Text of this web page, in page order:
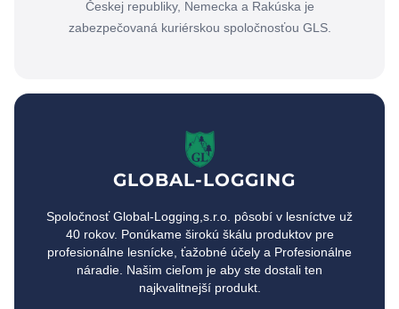
Českej republiky, Nemecka a Rakúska je
zabezpečovaná kuriérskou spoločnosťou GLS.
GLOBAL-LOGGING
Spoločnosť Global-Logging,s.r.o. pôsobí v lesníctve už
40 rokov. Ponúkame širokú škálu produktov pre
profesionálne lesnícke, ťažobné účely a Profesionálne
náradie. Našim cieľom je aby ste dostali ten
najkvalitnejší produkt.